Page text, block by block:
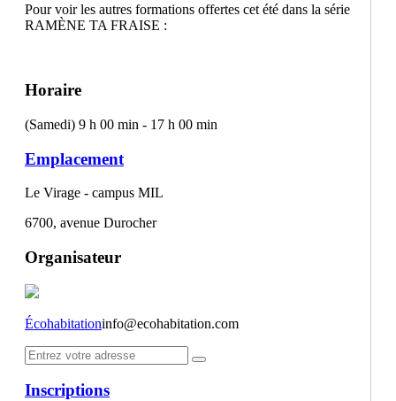
Pour voir les autres formations offertes cet été dans la série
RAMÈNE TA FRAISE :
Horaire
(Samedi) 9 h 00 min - 17 h 00 min
Emplacement
Le Virage - campus MIL
6700, avenue Durocher
Organisateur
Écohabitationinfo@ecohabitation.com
Inscriptions